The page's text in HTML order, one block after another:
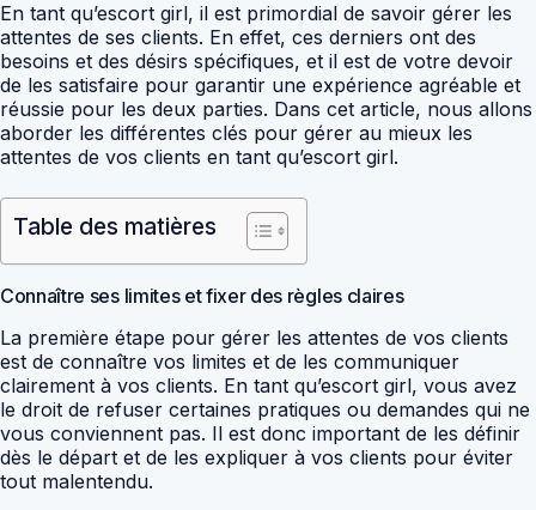
En tant qu’escort girl, il est primordial de savoir gérer les
attentes de ses clients. En effet, ces derniers ont des
besoins et des désirs spécifiques, et il est de votre devoir
de les satisfaire pour garantir une expérience agréable et
réussie pour les deux parties. Dans cet article, nous allons
aborder les différentes clés pour gérer au mieux les
attentes de vos clients en tant qu’escort girl.
Table des matières
Connaître ses limites et fixer des règles claires
La première étape pour gérer les attentes de vos clients
est de connaître vos limites et de les communiquer
clairement à vos clients. En tant qu’escort girl, vous avez
le droit de refuser certaines pratiques ou demandes qui ne
vous conviennent pas. Il est donc important de les définir
dès le départ et de les expliquer à vos clients pour éviter
tout malentendu.